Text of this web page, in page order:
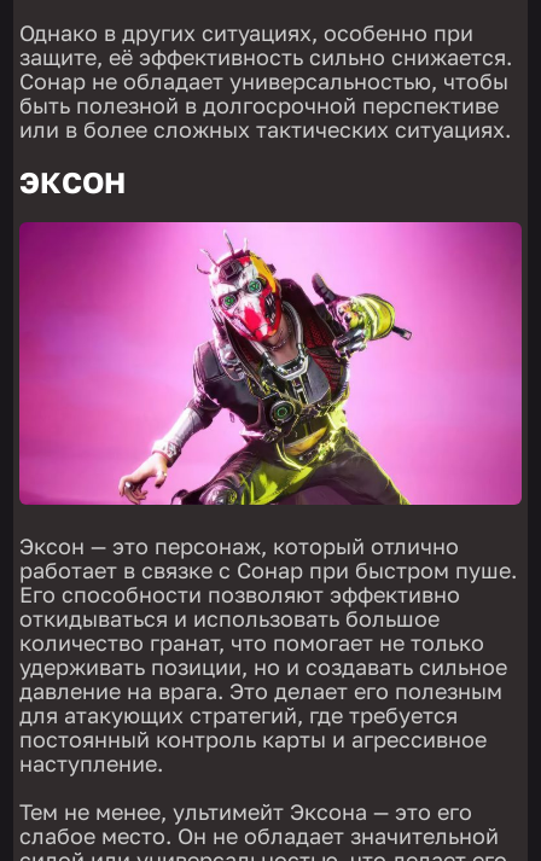
Однако в других ситуациях, особенно при
защите, её эффективность сильно снижается.
Сонар не обладает универсальностью, чтобы
быть полезной в долгосрочной перспективе
или в более сложных тактических ситуациях.
ЭКСОН
Эксон — это персонаж, который отлично
работает в связке с Сонар при быстром пуше.
Его способности позволяют эффективно
откидываться и использовать большое
количество гранат, что помогает не только
удерживать позиции, но и создавать сильное
давление на врага. Это делает его полезным
для атакующих стратегий, где требуется
постоянный контроль карты и агрессивное
наступление.
Тем не менее, ультимейт Эксона — это его
слабое место. Он не обладает значительной